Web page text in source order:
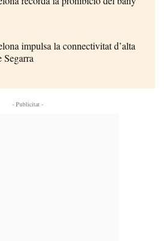
impulsa la connectivitat d’alta
Segarra
- Publicitat -